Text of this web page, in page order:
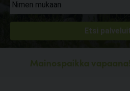
Mainospaikka vapaana!